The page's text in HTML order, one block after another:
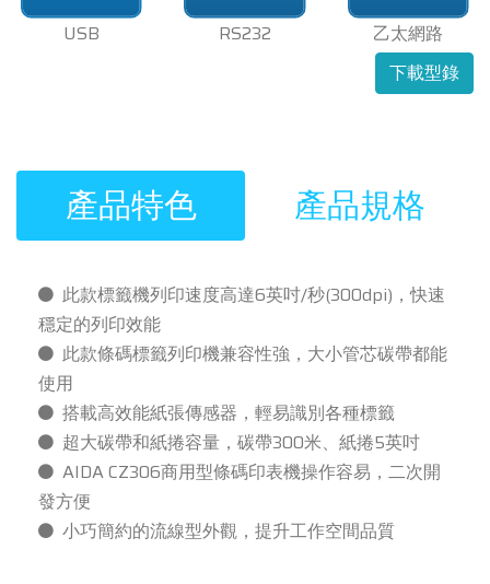
USB RS232
乙太網路
下載型錄
產品特色 產品規格
此款標籤機列印速度高達6英吋/秒(300dpi)，快速
穩定的列印效能
此款條碼標籤列印機兼容性強，大小管芯碳帶都能
使用
搭載高效能紙張傳感器，輕易識別各種標籤
超大碳帶和紙捲容量，碳帶300米、紙捲5英吋
AIDA CZ306商用型條碼印表機操作容易，二次開
發方便
小巧簡約的流線型外觀，提升工作空間品質